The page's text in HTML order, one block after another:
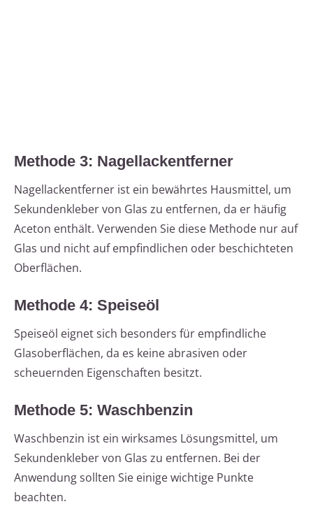
Methode 3: Nagellackentferner
Nagellackentferner ist ein bewährtes Hausmittel, um
Sekundenkleber von Glas zu entfernen, da er häufig
Aceton enthält. Verwenden Sie diese Methode nur auf
Glas und nicht auf empfindlichen oder beschichteten
Oberflächen.
Methode 4: Speiseöl
Speiseöl eignet sich besonders für empfindliche
Glasoberflächen, da es keine abrasiven oder
scheuernden Eigenschaften besitzt.
Methode 5: Waschbenzin
Waschbenzin ist ein wirksames Lösungsmittel, um
Sekundenkleber von Glas zu entfernen. Bei der
Anwendung sollten Sie einige wichtige Punkte
beachten.